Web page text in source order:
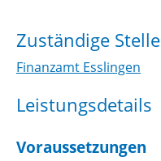
Zuständige Stelle
Finanzamt Esslingen
Leistungsdetails
Voraussetzungen